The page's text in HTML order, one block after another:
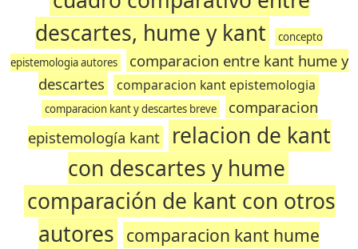
descartes, hume y kant
concepto
epistemologia autores
comparacion entre kant hume y
descartes
comparacion kant epistemologia
comparacion kant y descartes breve
comparacion
epistemología kant
relacion de kant
con descartes y hume
comparación de kant con otros
autores comparacion kant hume